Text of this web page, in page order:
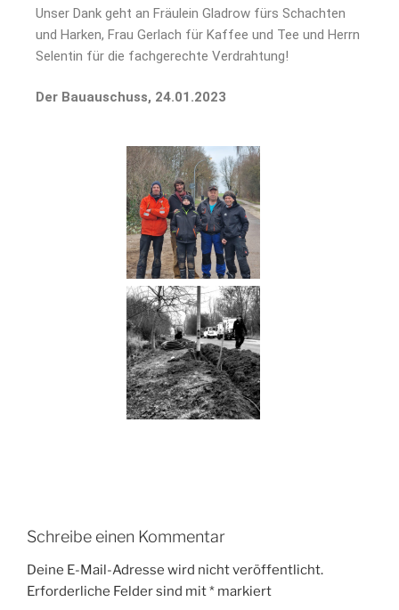
Unser Dank geht an Fräulein Gladrow fürs Schachten
und Harken, Frau Gerlach für Kaffee und Tee und Herrn
Selentin für die fachgerechte Verdrahtung!
Der Bauauschuss, 24.01.2023
Schreibe einen Kommentar
Deine E-Mail-Adresse wird nicht veröffentlicht.
Erforderliche Felder sind mit* markiert